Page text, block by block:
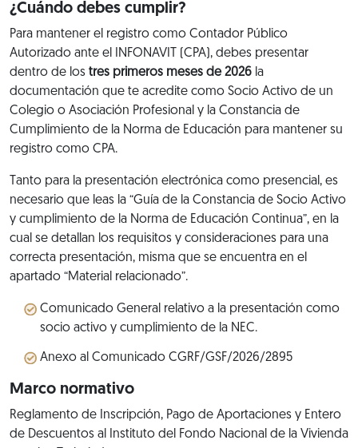
¿Cuándo debes cumplir?
Para mantener el registro como Contador Público
Autorizado ante el INFONAVIT (CPA), debes presentar
dentro de los tres primeros meses de 2026 la
documentación que te acredite como Socio Activo de un
Colegio o Asociación Profesional y la Constancia de
Cumplimiento de la Norma de Educación para mantener su
registro como CPA.
Tanto para la presentación electrónica como presencial, es
necesario que leas la “Guía de la Constancia de Socio Activo
y cumplimiento de la Norma de Educación Continua”, en la
cual se detallan los requisitos y consideraciones para una
correcta presentación, misma que se encuentra en el
apartado “Material relacionado”.
Comunicado General relativo a la presentación como
socio activo y cumplimiento de la NEC.
Anexo al Comunicado CGRF/GSF/2026/2895
Marco normativo
Reglamento de Inscripción, Pago de Aportaciones y Entero
de Descuentos al Instituto del Fondo Nacional de la Vivienda